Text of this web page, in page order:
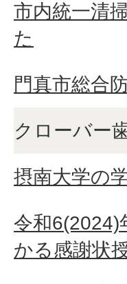
市内統一清
た
門真市総合
クローバー
摂南大学の
令和6(2024)
かる感謝状